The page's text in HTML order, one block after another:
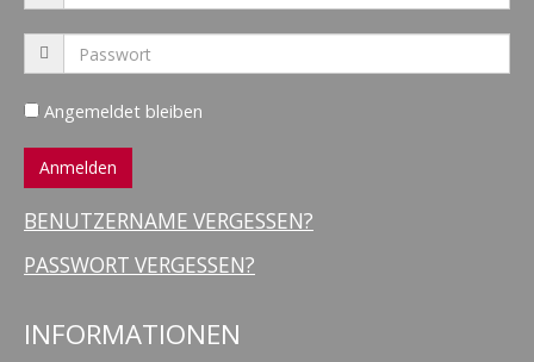
Angemeldet bleiben
BENUTZERNAME VERGESSEN?
PASSWORT VERGESSEN?
INFORMATIONEN